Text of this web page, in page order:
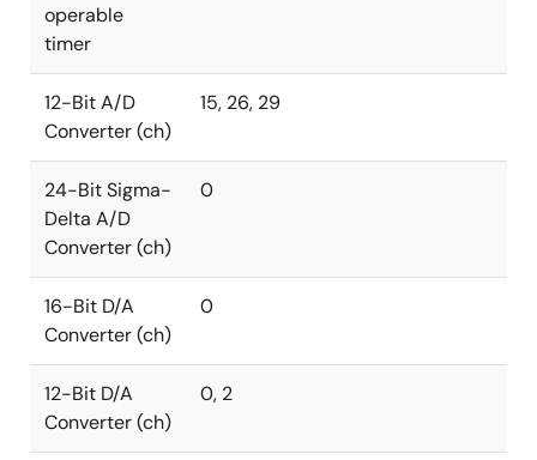
operable
timer
12-Bit A/D
Converter (ch)
15, 26, 29
24-Bit Sigma-
Delta A/D
Converter (ch)
0
16-Bit D/A
Converter (ch)
0
12-Bit D/A
Converter (ch)
0, 2